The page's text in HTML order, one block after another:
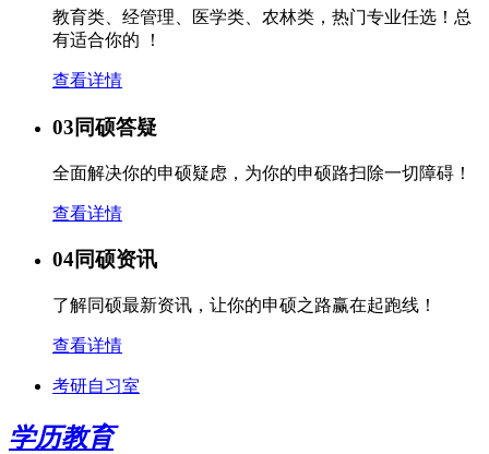
教育类、经管理、医学类、农林类，热门专业任选！总
有适合你的 ！
查看详情
03 同硕答疑
全面解决你的申硕疑虑，为你的申硕路扫除一切障碍！
查看详情
04同硕资讯
了解同硕最新资讯，让你的申硕之路赢在起跑线！
查看详情
考研自习室
学历教育